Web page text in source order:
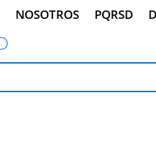
NOSOTROS PQRSD